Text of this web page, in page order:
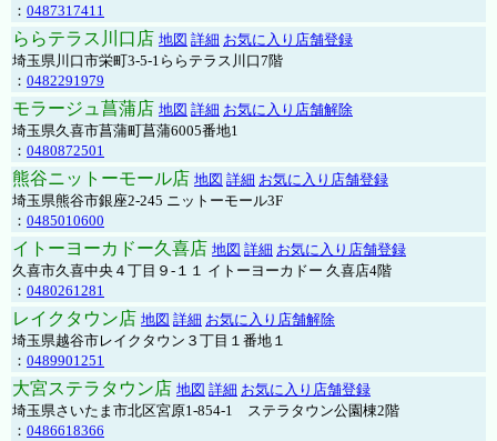
： 0487317411
ららテラス川口店 地図 詳細 お気に入り店舗登録
埼玉県川口市栄町3-5-1ららテラス川口7階
： 0482291979
モラージュ菖蒲店 地図 詳細 お気に入り店舗解除
埼玉県久喜市菖蒲町菖蒲6005番地1
： 0480872501
熊谷ニットーモール店 地図 詳細 お気に入り店舗登録
埼玉県熊谷市銀座2-245 ニットーモール3F
： 0485010600
イトーヨーカドー久喜店 地図 詳細 お気に入り店舗登録
久喜市久喜中央４丁目９-１１ イトーヨーカドー 久喜店4階
： 0480261281
レイクタウン店 地図 詳細 お気に入り店舗解除
埼玉県越谷市レイクタウン３丁目１番地１
： 0489901251
大宮ステラタウン店 地図 詳細 お気に入り店舗登録
埼玉県さいたま市北区宮原1-854-1 ステラタウン公園棟2階
： 0486618366